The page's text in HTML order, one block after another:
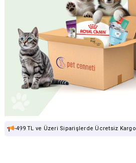
-499 TL ve Üzeri Siparişlerde Ücretsiz Kargo